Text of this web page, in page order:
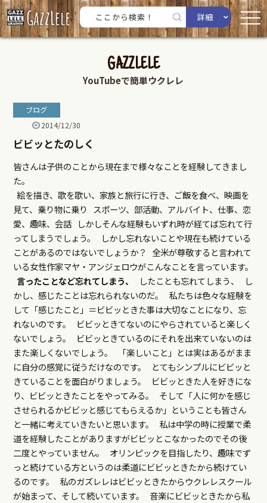
詳細
GAZZLELE
YouTubeで簡単ウクレレ
ブログ
2014/12/30
ビビッとたのしく
皆さんは子供のことから現在まで様々なことを経験してきまし
た。
絵を描き、歌を歌い、家族と旅行に行き、ご飯を食べ、映画を
見て、乗り物に乗り スポーツ、部活動、アルバイト、仕事、恋
愛、趣味、会話 しかしそんな経験もいずれ時が経てば忘れて行
ってしまうでしょう。 しかし忘れないことや現在も続けている
ことがあるのではないでしょうか？ 全米が尊敬すると言われて
いる女性作家マヤ・アンジェロウがこんなことを言っています。
言ったことなど忘れてしまう、
したことも忘れてしまう、 し
かし、感じたことは忘れられないのだ。 私たちは色々な経験を
して「感じたこと」＝ビビッときた事は大切なことになり、忘
れないのです。 ビビッときてないのにやらされていると楽しく
ないでしょう。 ビビッときているのにそれを出来ていないのは
また楽しくないでしょう。 「楽しいこと」とは実はあるがまま
に自分の感覚に従うだけなのです。 とてもシンプルにビビッと
きていることを面白がりましょう。 ビビッときた人を好きにな
り、ビビッときたことをやってみる。 そして「人に何かを感じ
させられるかビビッと感じてもらえるか」ということも皆さん
と一緒に考えていきたいと思います。 私は中学の時に授業で柔
道を経験したことがありますがビビッとこなかったのでその後
二度とやっていません。 オリンピックを目指したり、趣味でず
っと続けている方というのは柔道にビビッときたから続けてい
るのです。 私のガズレレはビビッときたからウクレレスクール
が始まって、そして続いています。 音楽にビビッときたから私